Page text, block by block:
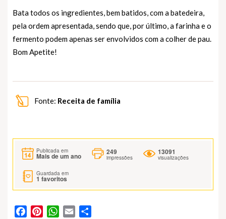
Bata todos os ingredientes, bem batidos, com a batedeira,
pela ordem apresentada, sendo que, por último, a farinha e o
fermento podem apenas ser envolvidos com a colher de pau.
Bom Apetite!
Fonte: Receita de família
Publicada em
Mais de um ano
249
impressões
13091
visualizações
Guardada em
1 favoritos
FacebookPinterestWhatsApp
Email